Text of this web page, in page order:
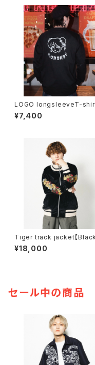
LOGO longsleeveT-
【black】
¥7,400
Tiger track jacket【
¥18,000
セール中の商品